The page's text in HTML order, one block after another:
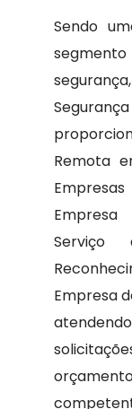
Sendo
Remota
Serviço
Empresa